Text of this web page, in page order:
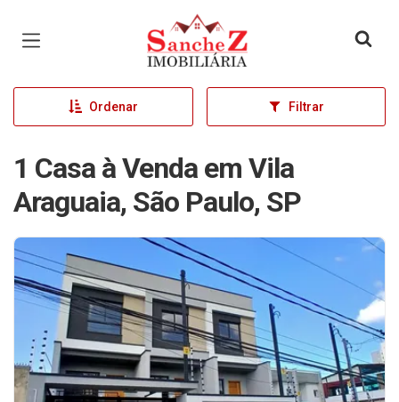
Página inicial
Ordenar Filtrar
1 Casa à Venda em Vila
Araguaia, São Paulo, SP